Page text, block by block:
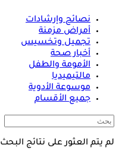
نصائح وإرشادات
أمراض مزمنة
تجميل وتخسيس
أخبار صحة
الأمومة والطفل
مالتيميديا
موسوعة الأدوية
جميع الأقسام
لم يتم العثور على نتائج البحث